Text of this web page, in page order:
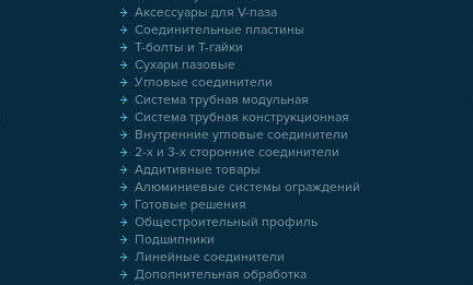
Аксессуары для V-паза
Соединительные пластины
Т-болты и Т-гайки
Сухари пазовые
Угловые соединители
Система трубная модульная
Система трубная конструкционная
Внутренние угловые соединители
2-х и 3-х сторонние соединители
Аддитивные товары
Алюминиевые системы ограждений
Готовые решения
Общестроительный профиль
Подшипники
Линейные соединители
Дополнительная обработка